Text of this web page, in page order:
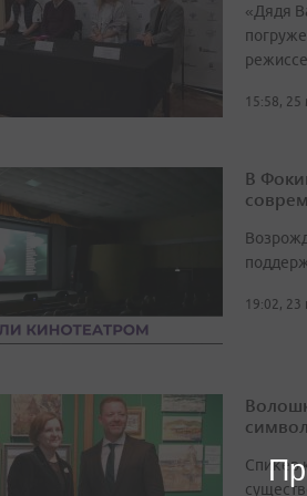
«Дядя
15:58, 25
В
19:02,
Спикер